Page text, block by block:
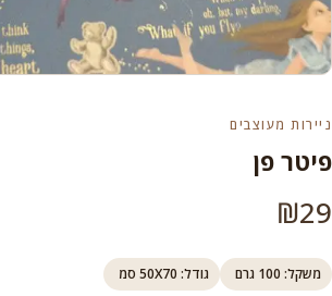
ניירות מעוצבים
פיטר פן
₪29
משקל: 100 גרם גודל: 50X70 סמ